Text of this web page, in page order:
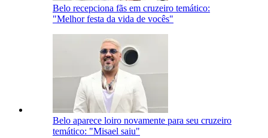
Belo recepciona fãs em cruzeiro temático:
"Melhor festa da vida de vocês"
Belo aparece loiro novamente para seu cruzeiro
temático: "Misael saiu"